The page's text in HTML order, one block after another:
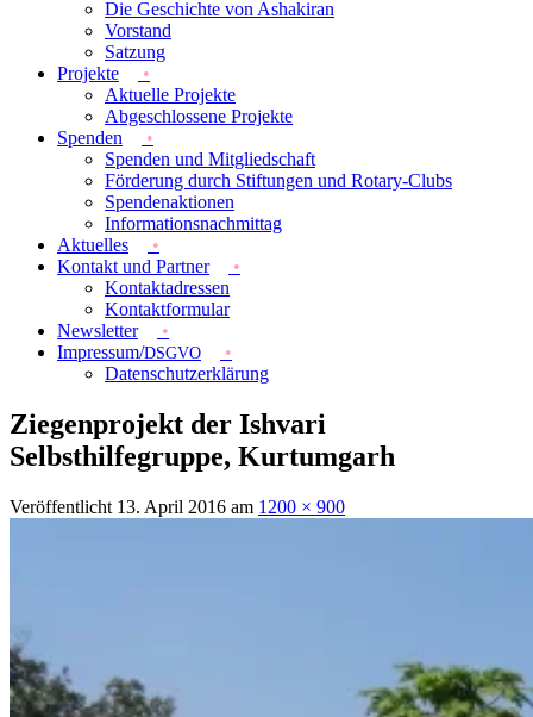
Die Geschichte von Ashakiran
Vorstand
Satzung
Projekte
Aktuelle Projekte
Abgeschlossene Projekte
Spenden
Spenden und Mitgliedschaft
Förderung durch Stiftungen und Rotary-Clubs
Spendenaktionen
Informationsnachmittag
Aktuelles
Kontakt und Partner
Kontaktadressen
Kontaktformular
Newsletter
Impressum/DSGVO
Datenschutzerklärung
Ziegenprojekt der Ishvari
Selbsthilfegruppe, Kurtumgarh
Veröffentlicht 13. April 2016 am 1200 × 900